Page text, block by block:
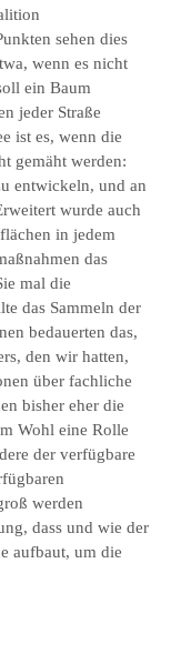
sehen dies
wenn es nicht
ein Baum
jeder Straße
ist es, wenn die
gemäht werden:
entwickeln, und an
wurde auch
in jedem
das
mal die
das Sammeln der
bedauerten das,
den wir hatten,
über fachliche
bisher eher die
Wohl eine Rolle
der verfügbare
werden
dass und wie der
aufbaut, um die